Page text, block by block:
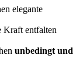
elegante
Kraft entfalten
unbedingt und